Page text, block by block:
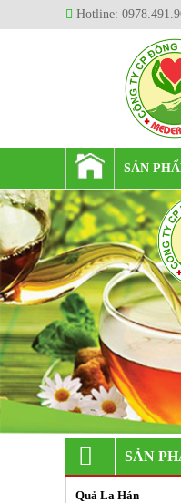
Hotline:
SẢN
SẢN
Quả La Hán